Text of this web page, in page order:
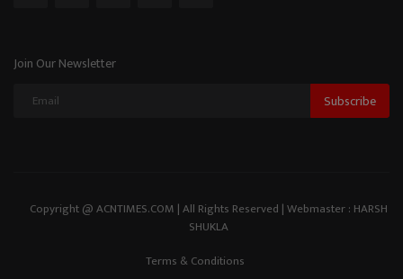
Join Our Newsletter
Subscribe
Copyright @ ACNTIMES.COM | All Rights Reserved | Webmaster : HARSH
SHUKLA
Terms & Conditions